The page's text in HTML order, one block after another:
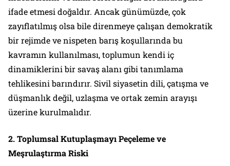
ifade etmesi doğaldır. Ancak günümüzde, çok
zayıflatılmış olsa bile direnmeye çalışan demokratik
bir rejimde ve nispeten barış koşullarında bu
kavramın kullanılması, toplumun kendi iç
dinamiklerini bir savaş alanı gibi tanımlama
tehlikesini barındırır. Sivil siyasetin dili, çatışma ve
düşmanlık değil, uzlaşma ve ortak zemin arayışı
üzerine kurulmalıdır.
2. Toplumsal Kutuplaşmayı Peçeleme ve
Meşrulaştırma Riski